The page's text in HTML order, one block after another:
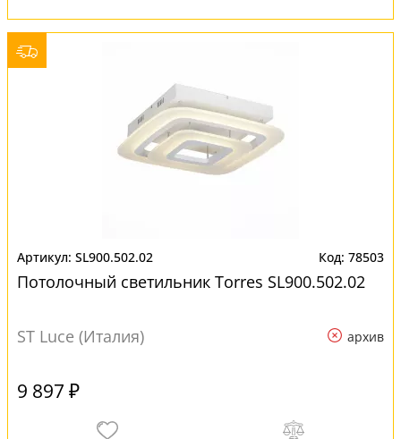
SL900.502.02 78503
Потолочный светильник Torres SL900.502.02
ST Luce (Италия) архив
9 897 ₽